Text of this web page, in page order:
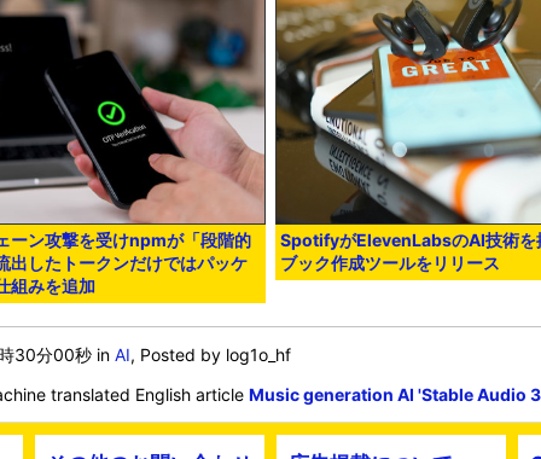
ーン攻撃を受けnpmが「段階的
出したトークンだけではパッケ
組みを追加
SpotifyがElevenLabsのAI技術を
ブック作成ツールをリリース
30分00秒 inAI, Posted by log1o_hf
translated English articleMusic generation AI 'Stable Audio